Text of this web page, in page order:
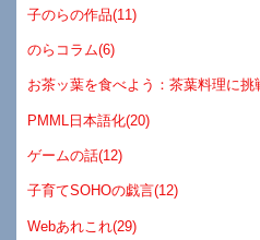
子のらの作品(11)
のらコラム(6)
お茶ッ葉を食べよう：茶葉料理に挑
PMML日本語化(20)
ゲームの話(12)
子育てSOHOの戯言(12)
Webあれこれ(29)